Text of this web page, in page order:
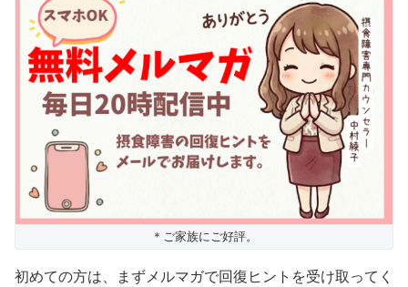
＊ご家族にご好評。
初めての方は、まずメルマガで回復ヒントを受け取ってく